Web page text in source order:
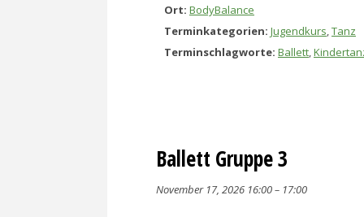
Ort: BodyBalance
Terminkategorien: Jugendkurs,Tanz
Terminschlagworte: Ballett,
Ballett Gruppe 3
November 17, 2026 16:00– 17:00